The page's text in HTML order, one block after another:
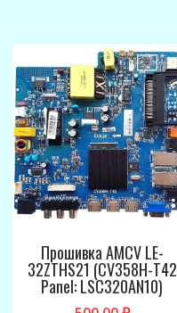
Прошивка AMCV LE-
32ZTHS21 (CV358H-T42
Panel: LSC320AN10)